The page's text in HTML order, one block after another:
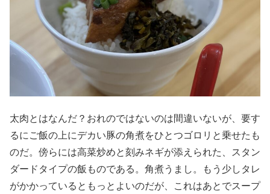
太肉とはなんだ？おれのではないのは間違いないが、要す
るにご飯の上にデカい豚の角煮をひとつゴロリと乗せたも
のだ。傍らには高菜炒めと刻みネギが添えられた、スタン
ダードタイプの飯ものである。角煮うまし。もう少しタレ
がかかっているともっとよいのだが、これはあとでスープ